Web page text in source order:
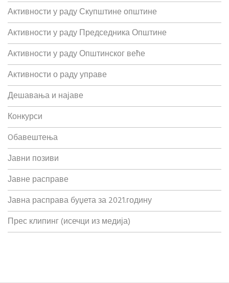
Активности у раду Скупштине општине
Активности у раду Председника Општине
Активности у раду Општинског веће
Активности о раду управе
Дешавања и најаве
Конкурси
Oбавештења
Јавни позиви
Јавне расправе
Јавна расправа буџета за 2021.годину
Прес клипинг (исечци из медија)